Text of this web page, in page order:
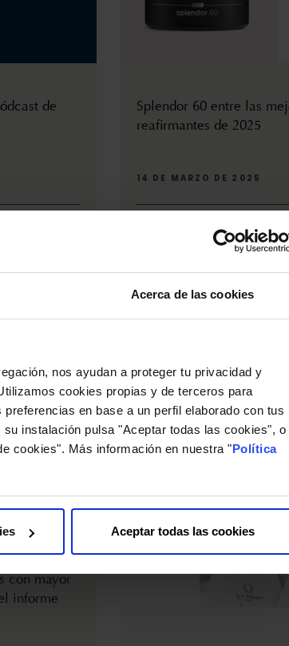
Acerca de las cookies
nos ayudan a proteger tu privacidad y
cookies propias y de terceros para
en base a un perfil elaborado con tus
instalación pulsa "Aceptar todas las cookies", o
cookies". Más información en nuestra "Política
Aceptar todas las cookies
de
Splendor 60 entre las
reafirmantes de 2025
14 DE MARZO DE 2025
La revista HOLA incluye
de las mejores cremas
con mayor
Next In Beauty
el Día Internacional de